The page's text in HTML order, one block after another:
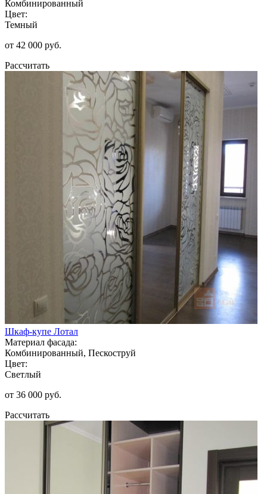
Комбинированный
Цвет:
Темный
от 42 000 руб.
Рассчитать
Шкаф-купе Лотал
Материал фасада:
Комбинированный, Пескоструй
Цвет:
Светлый
от 36 000 руб.
Рассчитать